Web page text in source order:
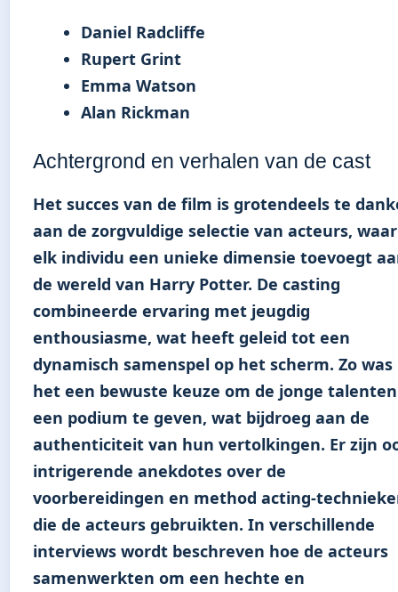
Daniel Radcliffe
Rupert Grint
Emma Watson
Alan Rickman
Achtergrond en verhalen van de cast
Het succes van de film is grotendeels te
aan de zorgvuldige selectie van acteurs,
elk individu een unieke dimensie toevoegt
de wereld van Harry Potter. De casting
combineerde ervaring met jeugdig
enthousiasme, wat heeft geleid tot een
dynamisch samenspel op het scherm. Zo was
het een bewuste keuze om de jonge talenten
een podium te geven, wat bijdroeg aan de
authenticiteit van hun vertolkingen. Er zijn
intrigerende anekdotes over de
voorbereidingen en method acting-
die de acteurs gebruikten. In verschillende
interviews wordt beschreven hoe de acteurs
samenwerkten om een hechte en